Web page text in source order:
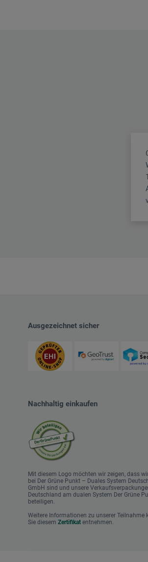
Ausgezeichnet sicher
Nachhaltig einkaufen
Mit diesem Logo möchten wir zeigen, dass
bei Der Grüne Punkt – Duales System
GmbH sind und unsere
Deutschland am dualen System Der Grüne
beteiligen.
Weitere Informationen zu unserer Teilnahme
Sie diesem Zertifikat entnehmen.